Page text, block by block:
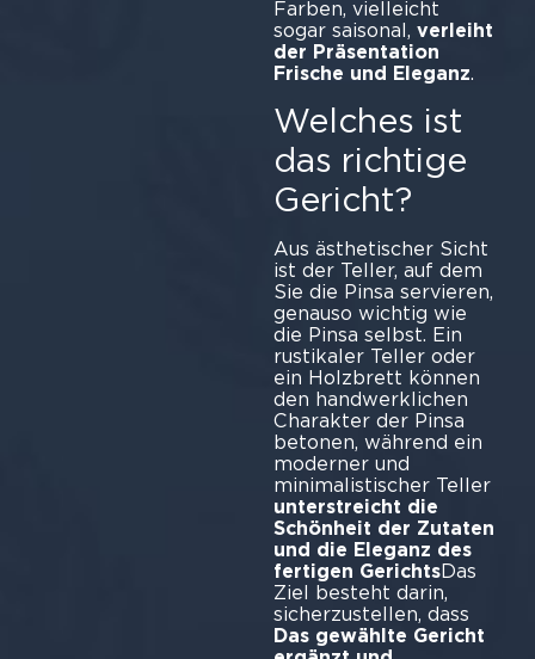
Farben, vielleicht
sogar saisonal, verleiht
der Präsentation
Frische und Eleganz.
Welches ist
das richtige
Gericht?
Aus ästhetischer Sicht
ist der Teller, auf dem
Sie die Pinsa servieren,
genauso wichtig wie
die Pinsa selbst. Ein
rustikaler Teller oder
ein Holzbrett können
den handwerklichen
Charakter der Pinsa
betonen, während ein
moderner und
minimalistischer Teller
unterstreicht die
Schönheit der Zutaten
und die Eleganz des
fertigen GerichtsDas
Ziel besteht darin,
sicherzustellen, dass
Das gewählte Gericht